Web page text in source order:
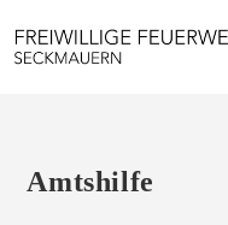
Inhalt
springen
Amtshilfe